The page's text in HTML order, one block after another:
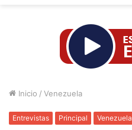
Inicio / Venezuela
Entrevistas Principal Venezuela